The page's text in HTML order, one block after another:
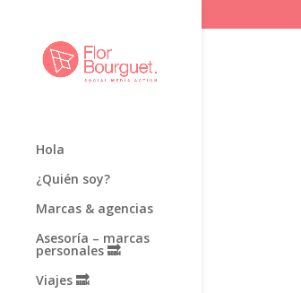
Hola
¿Quién soy?
Marcas & agencias
Asesoría – marcas
personales 🔜
Viajes 🔜